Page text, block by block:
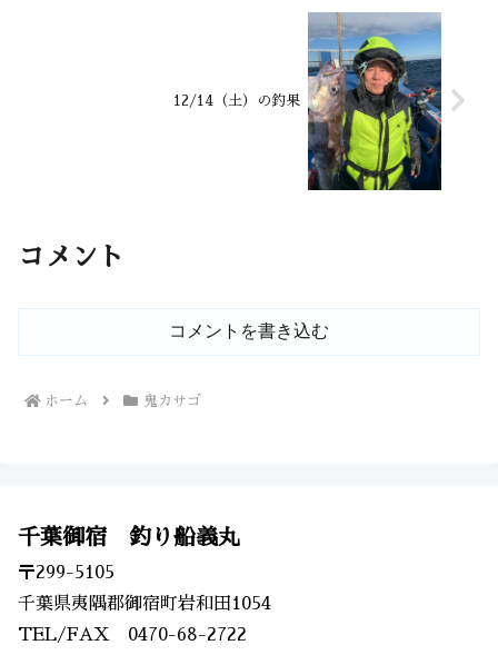
12/14（土）の釣果
コメント
コメントを書き込む
ホーム 鬼カサゴ
千葉御宿 釣り船義丸
〒299-5105
千葉県夷隅郡御宿町岩和田1054
TEL/FAX 0470-68-2722